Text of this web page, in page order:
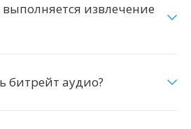
извлечение
аудио?